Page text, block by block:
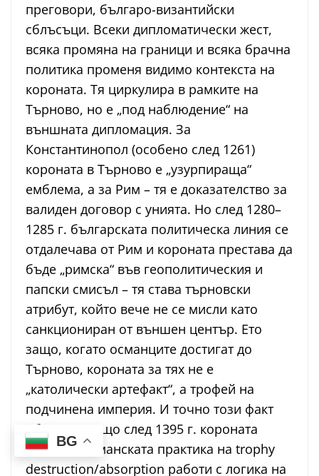
преговори, българо-византийски
сблъсъци. Всеки дипломатически жест,
всяка промяна на граници и всяка брачна
политика променя видимо контекста на
короната. Тя циркулира в рамките на
Търново, но е „под наблюдение“ на
външната дипломация. За
Константинопол (особено след 1261)
короната в Търново е „узурпираща“
емблема, а за Рим – тя е доказателство за
валиден договор с унията. Но след 1280–
1285 г. българската политическа линия се
отдалечава от Рим и короната престава да
бъде „римска“ във геополитическия и
папски смисъл – тя става търновски
атрибут, който вече не се мисли като
санкциониран от външен център. Ето
защо, когато османците достигат до
Търново, короната за тях не е
„католически артефакт“, а трофей на
подчинена империя. И точно този факт
обяснява защо след 1395 г. короната
изчезва: османската практика на trophy
destruction/absorption работи с логика на
BG